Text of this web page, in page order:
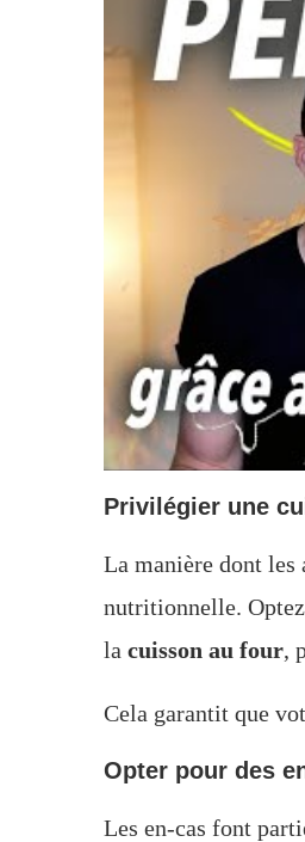
Privilégier une
La manière dont
nutritionnelle. Optez
la cuisson au four,
Cela garantit que
Opter pour des
Les en-cas font